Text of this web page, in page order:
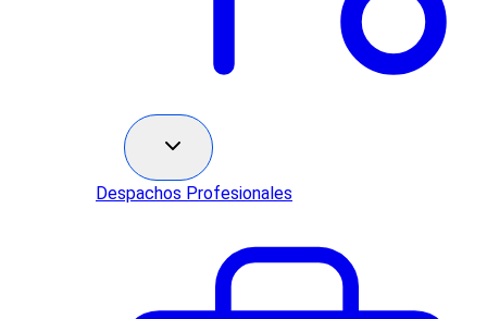
Despachos Profesionales